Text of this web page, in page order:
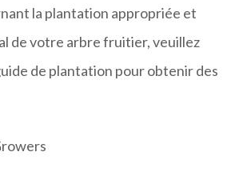
la plantation appropriée et
de votre arbre fruitier, veuillez
de plantation pour obtenir des